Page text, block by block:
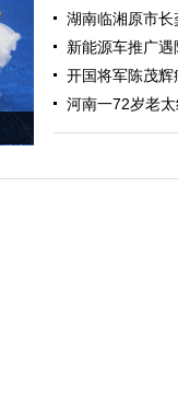
湖南临湘原市
新能源车推广
开国将军陈茂
河南一72岁老